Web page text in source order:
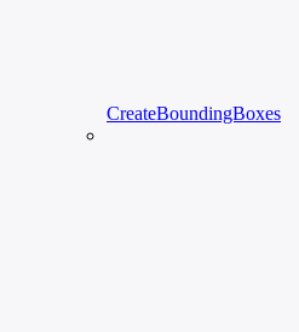
CreateBoundingBoxes